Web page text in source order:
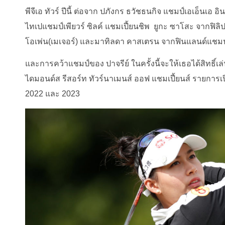
พีจีเอ ทัวร์ ปีนี้ ต่อจาก ปภังกร ธวัชธนกิจ แชมป์เอเอ็นเอ อิ
ไทเปแชมป์เพียวร์ ซิลค์ แชมเปี้ยนชิพ ยูกะ ซาโสะ จากฟิลิ
โอเพ่น(เมเจอร์) และมาทิลดา คาสเตรน จากฟินแลนด์แช
และการคว้าแชมป์ของ ปาจรีย์ ในครั้งนี้จะให้เธอได้สิทธิ์เ
ไดมอนด์ส รีสอร์ท ทัวร์นาเมนส์ ออฟ แชมเปี้ยนส์ รายการ
2022 และ 2023